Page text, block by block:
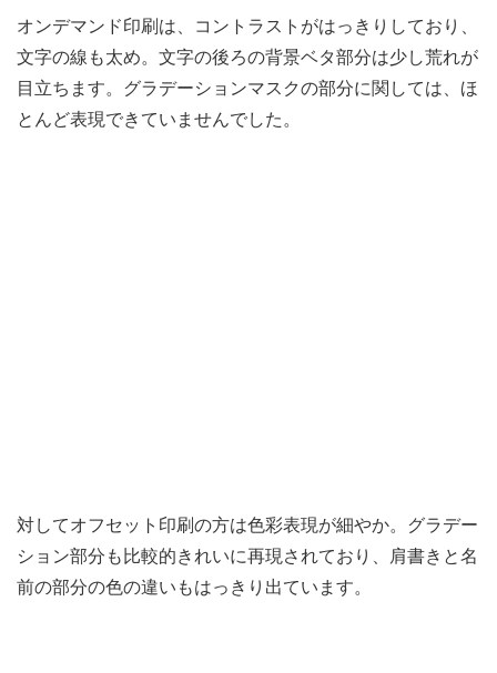
オンデマンド印刷は、コントラストがはっきりしており、
文字の線も太め。文字の後ろの背景ベタ部分は少し荒れが
目立ちます。グラデーションマスクの部分に関しては、ほ
とんど表現できていませんでした。
対してオフセット印刷の方は色彩表現が細やか。グラデー
ション部分も比較的きれいに再現されており、肩書きと名
前の部分の色の違いもはっきり出ています。